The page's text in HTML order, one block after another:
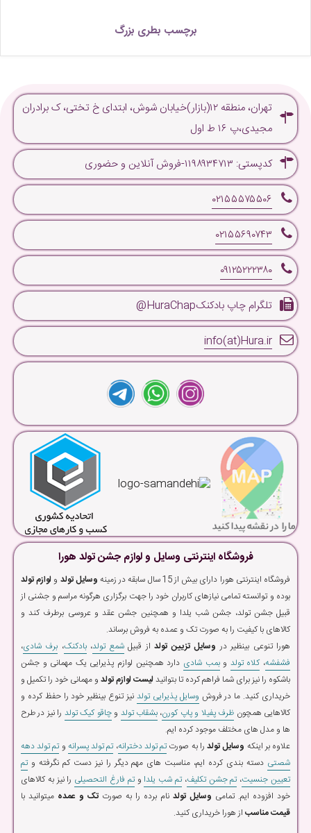
برچسب بطری بزرگ
تهران، منطقه ۱۲(بازار)خیابان شوش، ابتدای خ تختی، ک برادران
مجیدی،پ ۱۶ ط اول
کدپستی: ۱۱۹۸۹۳۴۷۱۳-فروش آنلاین و حضوری
۰۲۱۵۵۵۷۵۵۰۶
۰۲۱۵۵۶۹۰۷۴۳
۰۹۱۲۵۲۲۲۳۸۰
تلگرام چاپ بادکنکHuraChap@
info(at)Hura.ir
فروشگاه اینترنتی وسایل و لوازم جشن تولد هورا
فروشگاه اینترنتی هورا دارای بیش از 15 سال سابقه در زمینه وسایل تولد و لوازم تولد
بوده و توانسته تمامی نیازهای کاربران خود را جهت برگزاری هرگونه مراسم و جشنی از
قبیل جشن تولد، جشن شب یلدا و همچنین جشن عقد و عروسی برطرف کند و
کالاهای با کیفیت را به صورت تک و عمده به فروش برساند.
هورا تنوعی بینظیر در وسایل تزیین تولداز قبیلشمع تولد،بادکنک، برف شادی،
فشفشه،کلاه تولد وبمب شادی دارد همچنین لوازم پذیرایی یک مهمانی و جشن
باشکوه را نیز برای شما فراهم کرده تا بتوانیدلیست لوازم تولد و مهمانی خود را تکمیل و
خریداری کنید. ما در فروش وسایل پذیرایی تولد نیز تنوع بینظیر خود را حفظ کرده و
کالاهایی همچون ظرف پفیلا و پاپ کورن،بشقاب تولد وچاقو کیک تولد را نیز در طرح
ها و مدل های مختلف موجود کرده ایم.
علاوه بر اینکه وسایل تولدرا به صورتتم تولد دخترانه،تم تولد پسرانه وتم تولد دهه
شصتی دسته بندی کرده ایم، مناسبت های مهم دیگر را نیز دست کم نگرفته وتم
تعیین جنسیت،تم جشن تکلیف،تم شب یلدا وتم فارغ التحصیلی را نیز به کالاهای
خود افزوده ایم. تمامی وسایل تولد نام برده را به صورت تک و عمده میتوانید با
قیمت مناسب از هورا خریداری کنید.